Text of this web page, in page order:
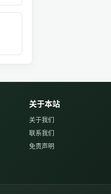
关于本站
关于我们
联系我们
免责声明